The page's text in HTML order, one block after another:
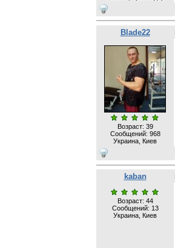
Blade22
Возраст: 39
Сообщений: 968
Украина, Киев
kaban
Возраст: 44
Сообщений: 13
Украина, Киев